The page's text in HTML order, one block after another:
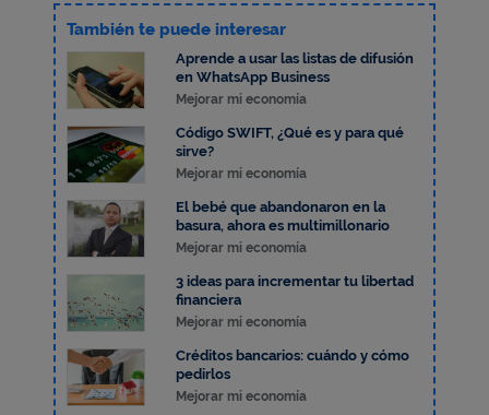
También te puede interesar
Aprende a usar las listas de difusión
en WhatsApp Business
Mejorar mi economía
Código SWIFT, ¿Qué es y para qué
sirve?
Mejorar mi economía
El bebé que abandonaron en la
basura, ahora es multimillonario
Mejorar mi economía
3 ideas para incrementar tu libertad
financiera
Mejorar mi economía
Créditos bancarios: cuándo y cómo
pedirlos
Mejorar mi economía